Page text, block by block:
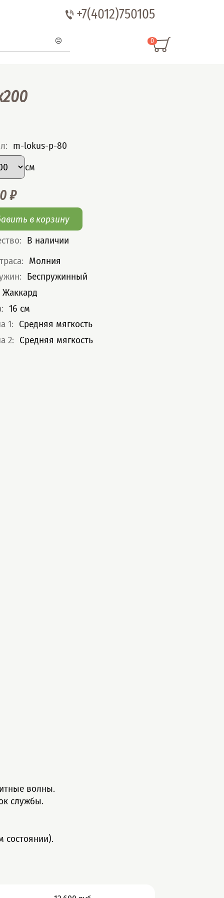
+7(4012)750105
0
: m-lokus-p-80
вариант
см
₽
: В наличии
: Молния
: Беспружинный
Жаккард
: 16 см
1: Средняя мягкость
2: Средняя мягкость
волны.
службы.
состоянии).